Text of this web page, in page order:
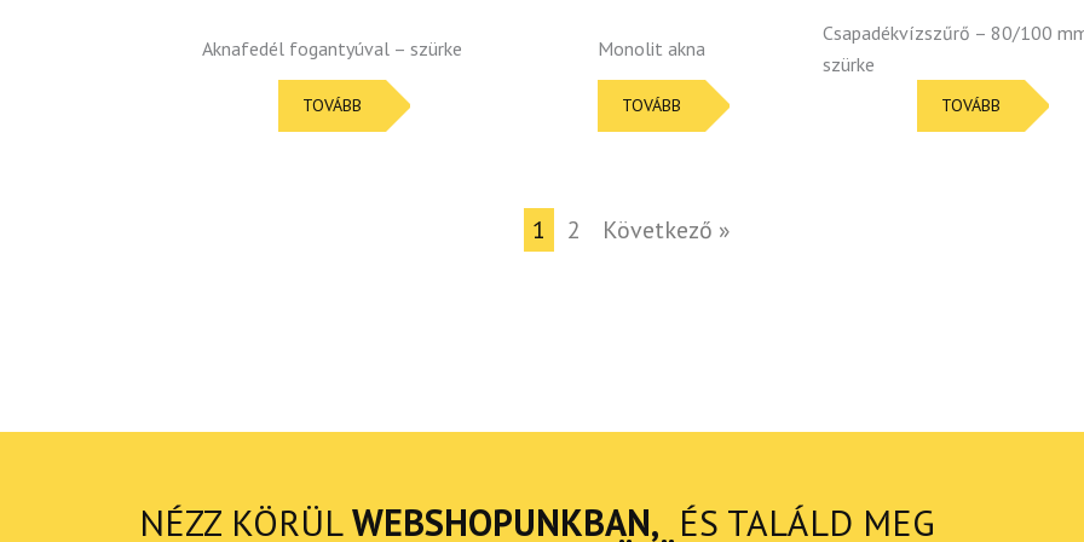
Aknafedél fogantyúval – szürke
TOVÁBB
Monolit akna
TOVÁBB
Csapadékvízszűrő – 80/100
szürke
TOVÁBB
1 2 Következő »
NÉZZ KÖRÜLWEBSHOPUNKBAN, ÉS TALÁLD MEG